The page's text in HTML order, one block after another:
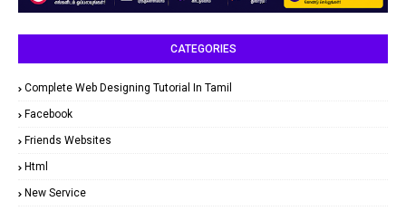
CATEGORIES
Complete Web Designing Tutorial In Tamil
Facebook
Friends Websites
Html
New Service